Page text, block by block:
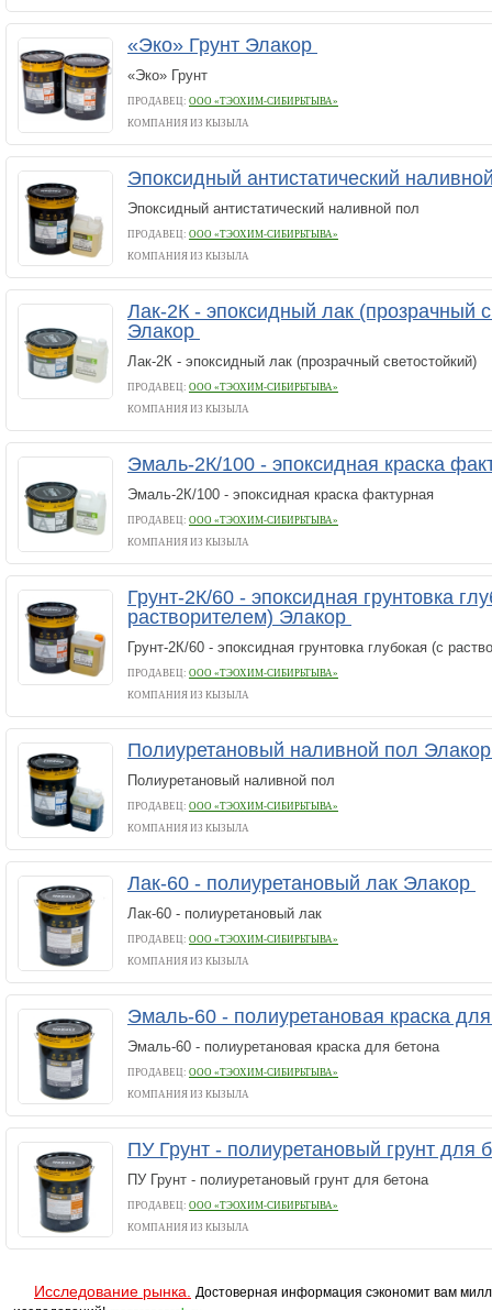
«Эко» Грунт Элакор
«Эко» Грунт
ПРОДАВЕЦ: ООО «ТЭОХИМ-СИБИРЬТЫВА»
КОМПАНИЯ ИЗ КЫЗЫЛА
Эпоксидный антистатический
Эпоксидный антистатический наливной пол
ПРОДАВЕЦ: ООО «ТЭОХИМ-СИБИРЬТЫВА»
КОМПАНИЯ ИЗ КЫЗЫЛА
Лак-2К - эпоксидный лак (прозрачный
Элакор
Лак-2К - эпоксидный лак (прозрачный светостойкий)
ПРОДАВЕЦ: ООО «ТЭОХИМ-СИБИРЬТЫВА»
КОМПАНИЯ ИЗ КЫЗЫЛА
Эмаль-2К/100 - эпоксидная краска
Эмаль-2К/100 - эпоксидная краска фактурная
ПРОДАВЕЦ: ООО «ТЭОХИМ-СИБИРЬТЫВА»
КОМПАНИЯ ИЗ КЫЗЫЛА
Грунт-2К/60 - эпоксидная грунтовка
растворителем) Элакор
Грунт-2К/60 - эпоксидная грунтовка глубокая (с
ПРОДАВЕЦ: ООО «ТЭОХИМ-СИБИРЬТЫВА»
КОМПАНИЯ ИЗ КЫЗЫЛА
Полиуретановый наливной пол
Полиуретановый наливной пол
ПРОДАВЕЦ: ООО «ТЭОХИМ-СИБИРЬТЫВА»
КОМПАНИЯ ИЗ КЫЗЫЛА
Лак-60 - полиуретановый лак Элакор
Лак-60 - полиуретановый лак
ПРОДАВЕЦ: ООО «ТЭОХИМ-СИБИРЬТЫВА»
КОМПАНИЯ ИЗ КЫЗЫЛА
Эмаль-60 - полиуретановая краска
Эмаль-60 - полиуретановая краска для бетона
ПРОДАВЕЦ: ООО «ТЭОХИМ-СИБИРЬТЫВА»
КОМПАНИЯ ИЗ КЫЗЫЛА
ПУ Грунт - полиуретановый грунт для
ПУ Грунт - полиуретановый грунт для бетона
ПРОДАВЕЦ: ООО «ТЭОХИМ-СИБИРЬТЫВА»
КОМПАНИЯ ИЗ КЫЗЫЛА
Исследование рынка.
Достоверная информация сэкономит вам